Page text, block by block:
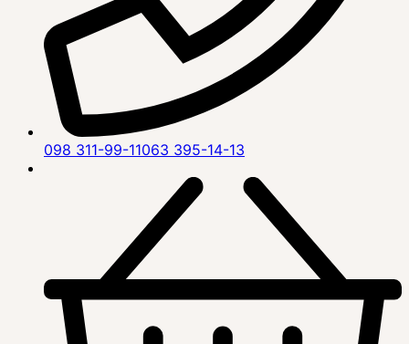
098 311-99-11063 395-14-13